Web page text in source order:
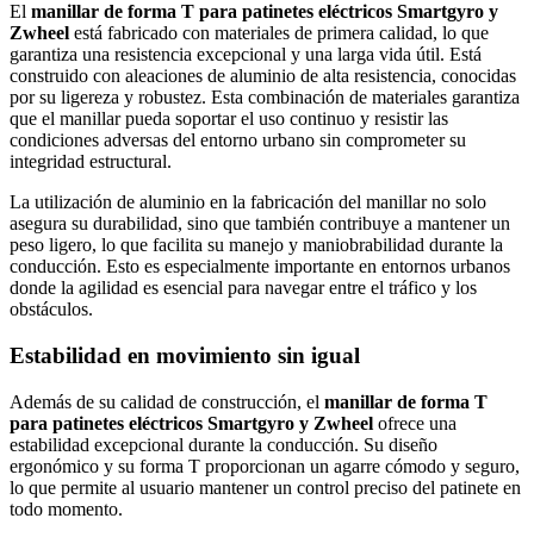
El manillar de forma T para patinetes eléctricos Smartgyro y
Zwheel está fabricado con materiales de primera calidad, lo que
garantiza una resistencia excepcional y una larga vida útil. Está
construido con aleaciones de aluminio de alta resistencia, conocidas
por su ligereza y robustez. Esta combinación de materiales garantiza
que el manillar pueda soportar el uso continuo y resistir las
condiciones adversas del entorno urbano sin comprometer su
integridad estructural.
La utilización de aluminio en la fabricación del manillar no solo
asegura su durabilidad, sino que también contribuye a mantener un
peso ligero, lo que facilita su manejo y maniobrabilidad durante la
conducción. Esto es especialmente importante en entornos urbanos
donde la agilidad es esencial para navegar entre el tráfico y los
obstáculos.
Estabilidad en movimiento sin igual
Además de su calidad de construcción, el manillar de forma T
para patinetes eléctricos Smartgyro y Zwheel ofrece una
estabilidad excepcional durante la conducción. Su diseño
ergonómico y su forma T proporcionan un agarre cómodo y seguro,
lo que permite al usuario mantener un control preciso del patinete en
todo momento.